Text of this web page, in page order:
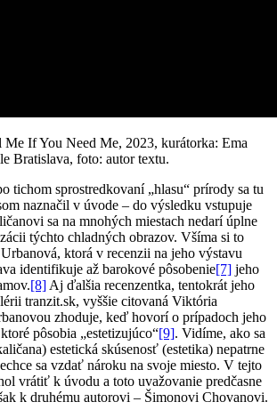
Me If You Need Me, 2023, kurátorka: Ema
Bratislava, foto: autor textu.
tichom sprostredkovaní „hlasu“ prírody sa tu
naznačil v úvode – do výsledku vstupuje
sa na mnohých miestach nedarí úplne
týchto chladných obrazov. Všíma si to
ktorá v recenzii na jeho výstavu
identifikuje až barokové pôsobenie[7] jeho
[8] Aj ďalšia recenzentka, tentokrát jeho
tranzit.sk, vyššie citovaná Viktória
zhoduje, keď hovorí o prípadoch jeho
pôsobia „estetizujúco“[9]. Vidíme, ako sa
estetická skúsenosť (estetika) nepatrne
sa vzdať nároku na svoje miesto. V tejto
vrátiť k úvodu a toto uvažovanie predčasne
k druhému autorovi – Šimonovi Chovanovi.